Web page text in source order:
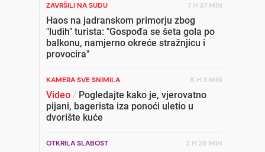
ZAVRŠILI NA SUDU 7 H 37 MIN
Haos na jadranskom primorju zbog
"ludih" turista: "Gospođa se šeta gola po
balkonu, namjerno okreće stražnjicu i
provocira"
KAMERA SVE SNIMILA 8 H 3 MIN
Video / Pogledajte kako je, vjerovatno
pijani, bagerista iza ponoći uletio u
dvorište kuće
OTKRILA SLABOST 2 H 26 MIN